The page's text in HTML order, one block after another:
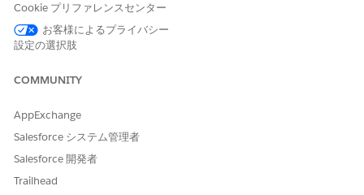
Cookie プリファレンスセンター
お客様によるプライバシー
設定の選択肢
COMMUNITY
AppExchange
Salesforce システム管理者
Salesforce 開発者
Trailhead